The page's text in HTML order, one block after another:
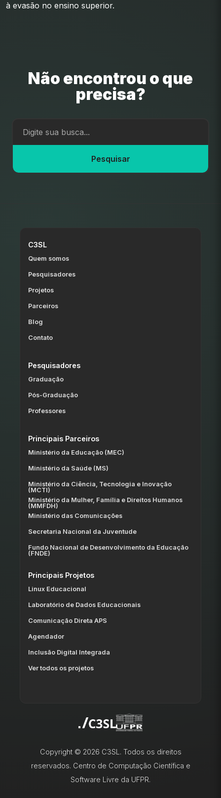
à evasão no ensino superior.
Não encontrou o que
precisa?
Pesquisar
C3SL
Quem somos
Pesquisadores
Projetos
Parceiros
Blog
Contato
Pesquisadores
Graduação
Pós-Graduação
Professores
Principais Parceiros
Ministério da Educação (MEC)
Ministério da Saúde (MS)
Ministério da Ciência, Tecnologia e Inovação
(MCTI)
Ministério da Mulher, Família e Direitos Humanos
(MMFDH)
Ministério das Comunicações
Secretaria Nacional da Juventude
Fundo Nacional de Desenvolvimento da Educação
(FNDE)
Principais Projetos
Linux Educacional
Laboratório de Dados Educacionais
Comunicação Direta APS
Agendador
Inclusão Digital Integrada
Ver todos os projetos
Copyright © 2026 C3SL. Todos os direitos
reservados. Centro de Computação Científica e
Software Livre da UFPR.